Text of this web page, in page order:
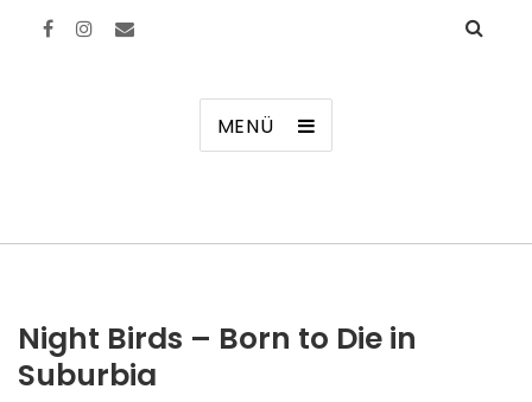
MENÜ
Night Birds – Born to Die in
Suburbia